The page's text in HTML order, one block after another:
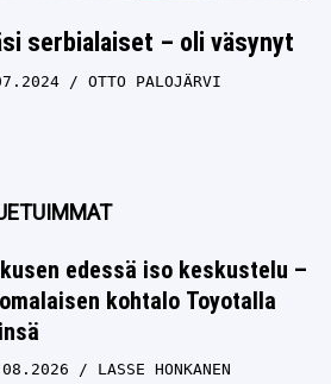
serbialaiset – oli väsynyt
OTTO PALOJÄRVI
edessä iso keskustelu –
kohtalo Toyotalla
LASSE HONKANEN